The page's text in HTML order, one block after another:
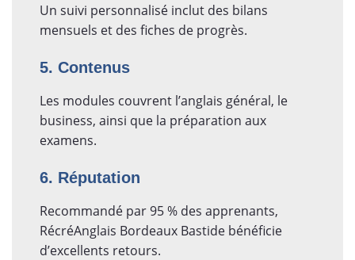
Un suivi personnalisé inclut des bilans
mensuels et des fiches de progrès.
5. Contenus
Les modules couvrent l’anglais général, le
business, ainsi que la préparation aux
examens.
6. Réputation
Recommandé par 95 % des apprenants,
RécréAnglais Bordeaux Bastide bénéficie
d’excellents retours.